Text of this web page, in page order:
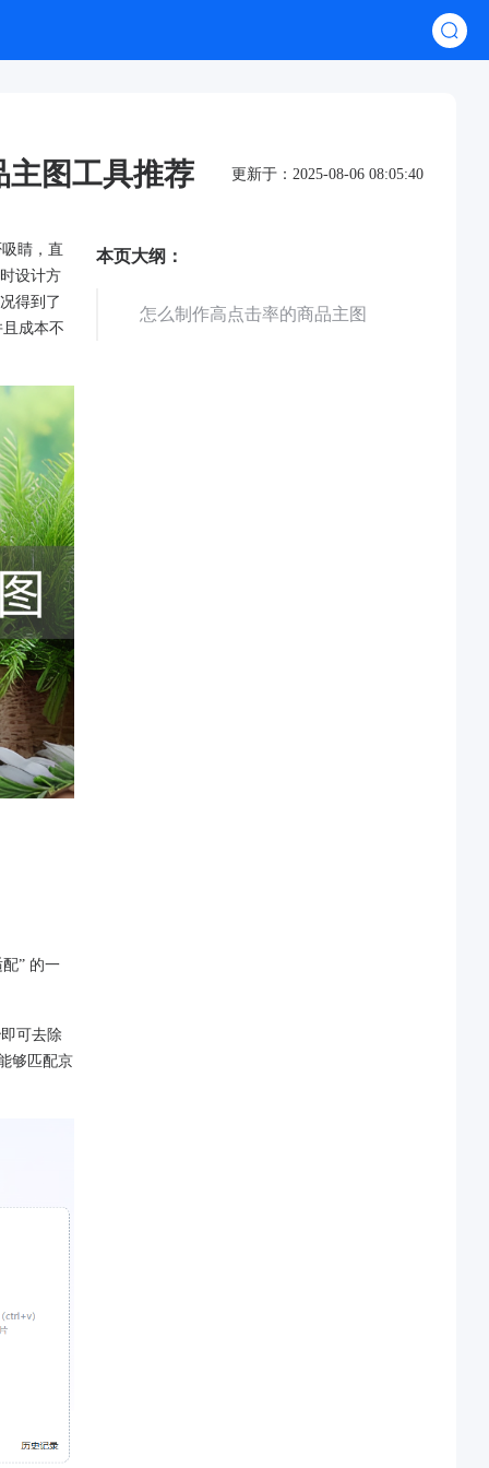
图工具推荐 更新于：2025-08-06 08:05:40
睛，直
设计方
得到了
成本不
” 的一
可去除
够匹配京
本页大纲：
怎么制作高点击率的商品主图